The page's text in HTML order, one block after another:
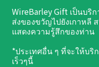
WireBarley Gift เป็นบริ
ส่งของขวัญไปยังเกาหลี
แสดงความรู้สึกของท่าน
*ประเทศอื่น ๆ ที่จะให้บ
เร็วๆนี้